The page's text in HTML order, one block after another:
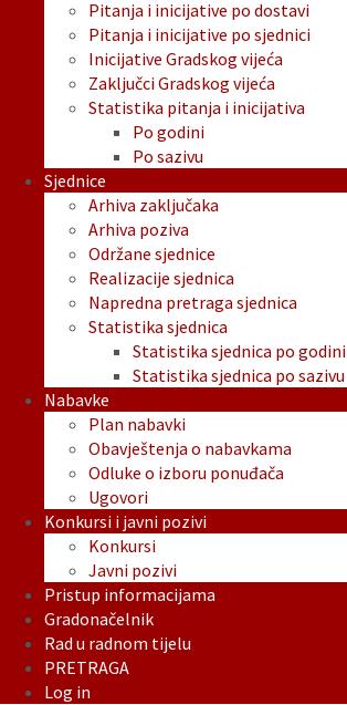
Pitanja i inicijative po dostavi
Pitanja i inicijative po sjednici
Inicijative Gradskog vijeća
Zaključci Gradskog vijeća
Statistika pitanja i inicijativa
Po godini
Po sazivu
Sjednice
Arhiva zaključaka
Arhiva poziva
Održane sjednice
Realizacije sjednica
Napredna pretraga sjednica
Statistika sjednica
Statistika sjednica po godini
Statistika sjednica po sazivu
Nabavke
Plan nabavki
Obavještenja o nabavkama
Odluke o izboru ponuđača
Ugovori
Konkursi i javni pozivi
Konkursi
Javni pozivi
Pristup informacijama
Gradonačelnik
Rad u radnom tijelu
PRETRAGA
Log in